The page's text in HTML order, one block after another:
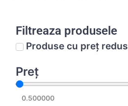
Filtreaza produsele
Produse cu preț redus
Preț